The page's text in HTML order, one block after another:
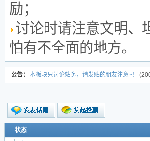
励；
讨论时请注意文明、
怕有不全面的地方。
公告： 本板块只讨论站务，请发贴的朋友注意~！
新的主题
状态